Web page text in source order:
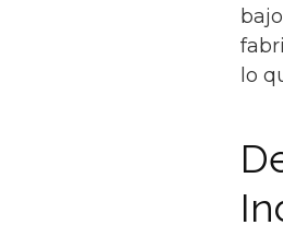
lo